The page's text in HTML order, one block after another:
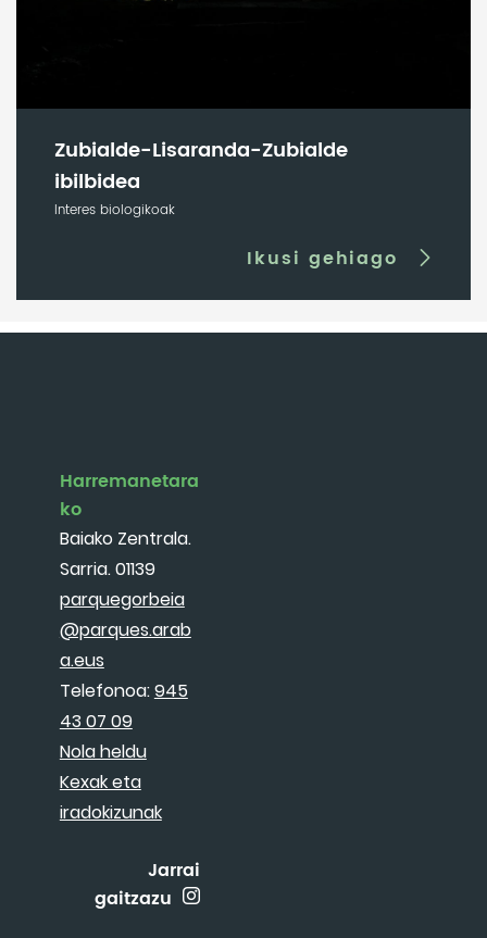
Zubialde-Lisaranda-Zubialde
ibilbidea
Interes biologikoak
Ikusi gehiago
Harremanetara
ko
Baiako Zentrala.
Sarria. 01139
parquegorbeia
@parques.arab
a.eus
Telefonoa:945
43 07 09
Nola heldu
Kexak eta
iradokizunak
Jarrai
gaitzazu